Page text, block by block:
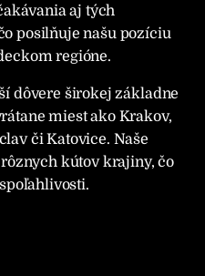
aj tých
posilňuje našu pozíciu
regióne.
dôvere širokej základne
miest ako Krakov,
či Katovice. Naše
kútov krajiny, čo